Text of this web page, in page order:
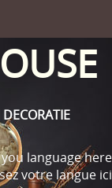
language here
votre langue ici